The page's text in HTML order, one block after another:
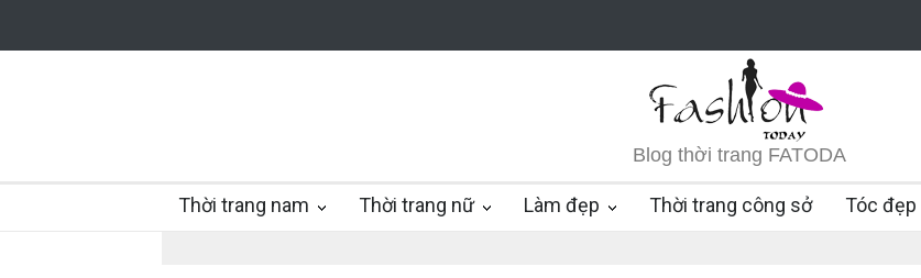
Blog thời trang FATODA
Thời trang nam Thời trang nữ Làm đẹp Thời trang công sở Tóc đẹp